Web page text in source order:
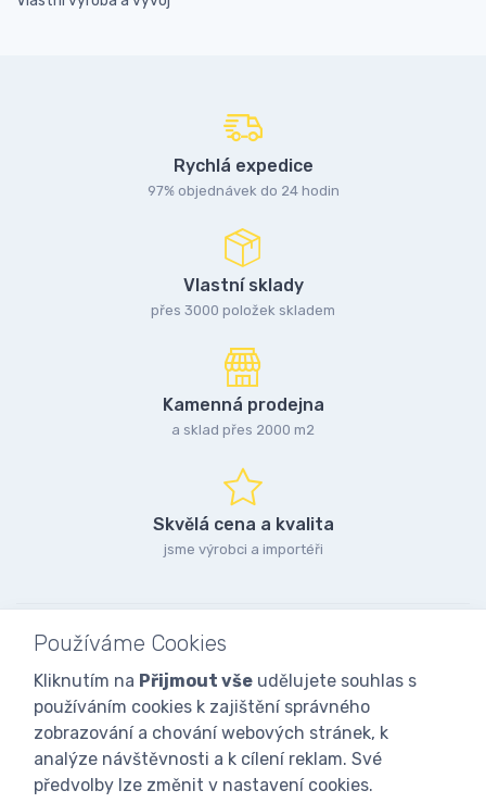
Rychlá expedice
97% objednávek do 24 hodin
Vlastní sklady
přes 3000 položek skladem
Kamenná prodejna
a sklad přes 2000 m2
Skvělá cena a kvalita
jsme výrobci a importéři
Používáme Cookies
Kliknutím na Přijmout vše udělujete souhlas s
používáním cookies k zajištění správného
zobrazování a chování webových stránek, k
analýze návštěvnosti a k cílení reklam. Své
předvolby lze změnit v nastavení cookies.